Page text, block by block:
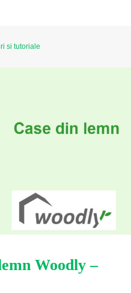
si tutoriale
Woodly –